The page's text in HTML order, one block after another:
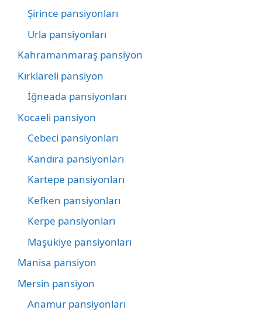
Şirince pansiyonları
Urla pansiyonları
Kahramanmaraş pansiyon
Kırklareli pansiyon
İğneada pansiyonları
Kocaeli pansiyon
Cebeci pansiyonları
Kandıra pansiyonları
Kartepe pansiyonları
Kefken pansiyonları
Kerpe pansiyonları
Maşukiye pansiyonları
Manisa pansiyon
Mersin pansiyon
Anamur pansiyonları